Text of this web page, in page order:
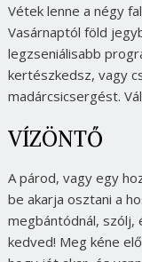
Vétek lenne a négy
Vasárnaptól föld
legzseniálisabb
kertészkedsz, vagy
madárcsicsergést.
VÍZÖNTŐ
A párod, vagy egy
be akarja osztani a
megbántódnál, szólj,
kedved! Meg kéne